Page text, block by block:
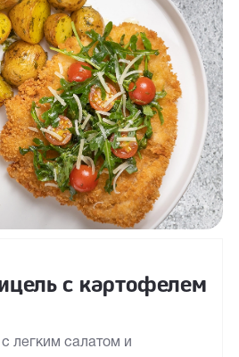
с картофелем
легким салатом и